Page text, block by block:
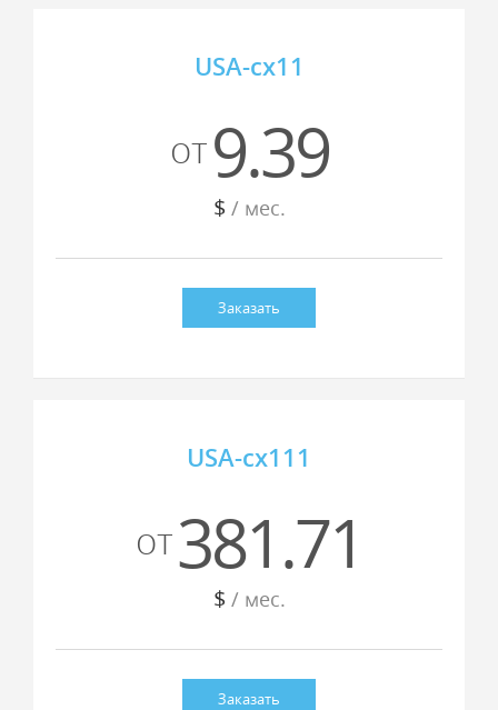
USA-cx11
от9.39
$ / мес.
Заказать
USA-cx111
от381.71
$ / мес.
Заказать